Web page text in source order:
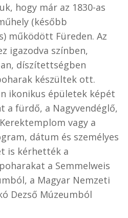
hogy már az 1830-as
(később
működött Füreden. Az
igazodva színben,
díszítettségben
készültek ott.
ikonikus épületek képét
a fürdő, a Nagyvendéglő,
vagy a
dátum és személyes
is kérhették a
a Semmelweis
a Magyar Nemzeti
Dezső Múzeumból